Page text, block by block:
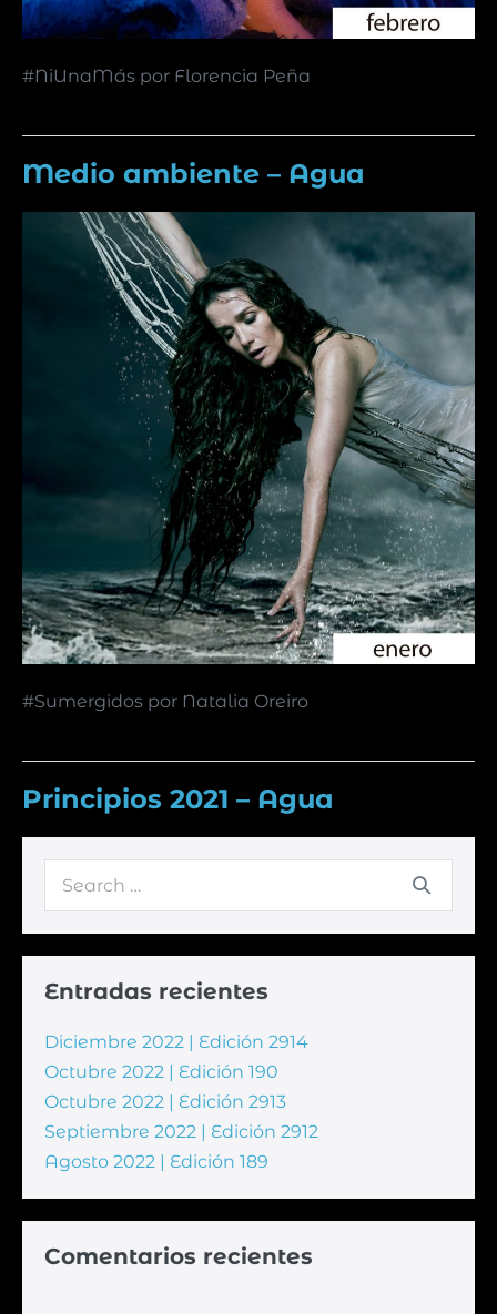
#NiUnaMás por Florencia Peña
Medio ambiente – Agua
#Sumergidos por Natalia Oreiro
Principios 2021 – Agua
Entradas recientes
Diciembre 2022 | Edición 2914
Octubre 2022 | Edición 190
Octubre 2022 | Edición 2913
Septiembre 2022 | Edición 2912
Agosto 2022 | Edición 189
Comentarios recientes